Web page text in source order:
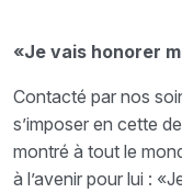
«Je vais honorer
Contacté par nos
s’imposer en cette
montré à tout le
à l’avenir pour lui :